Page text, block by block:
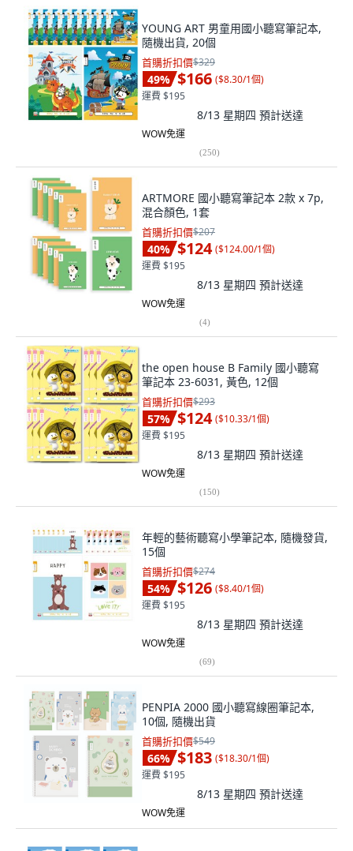
YOUNG ART 男童用國小聽寫筆記本,
隨機出貨, 20個
首購折扣價$329
49% $166 ($8.30/1個)
運費 $195
8/13 星期四 預計送達
WOW免運
(250)
ARTMORE 國小聽寫筆記本 2款 x 7p,
混合顏色, 1套
首購折扣價$207
40% $124 ($124.00/1個)
運費 $195
8/13 星期四 預計送達
WOW免運
(4)
the open house B Family 國小聽寫
筆記本 23-6031, 黃色, 12個
首購折扣價$293
57% $124 ($10.33/1個)
運費 $195
8/13 星期四 預計送達
WOW免運
(150)
年輕的藝術聽寫小學筆記本, 隨機發貨,
15個
首購折扣價$274
54% $126 ($8.40/1個)
運費 $195
8/13 星期四 預計送達
WOW免運
(69)
PENPIA 2000 國小聽寫線圈筆記本,
10個, 隨機出貨
首購折扣價$549
66% $183 ($18.30/1個)
運費 $195
8/13 星期四 預計送達
WOW免運